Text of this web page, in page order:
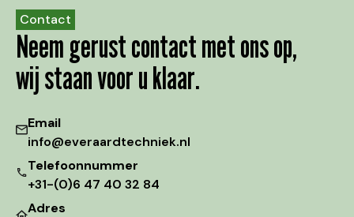
Contact
Neem gerust contact met ons op,
wij staan voor u klaar.
Email
info@everaardtechniek.nl
Telefoonnummer
+31-(0)6 47 40 32 84
Adres